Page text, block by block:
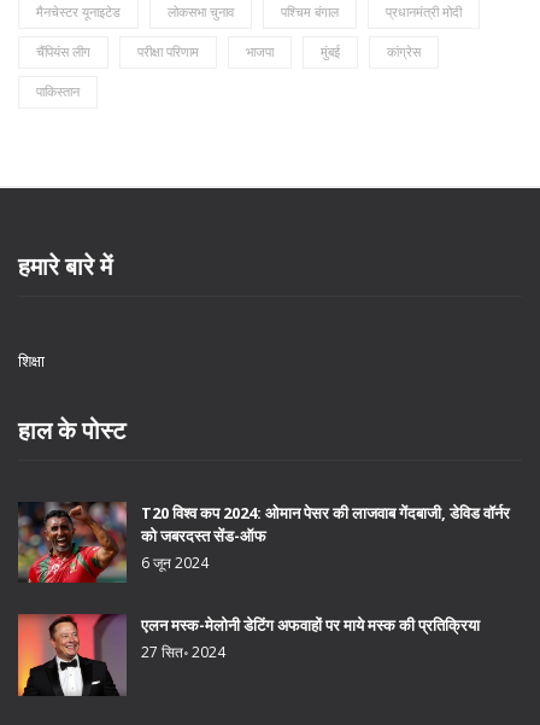
मैनचेस्टर यूनाइटेड लोकसभा चुनाव पश्चिम बंगाल प्रधानमंत्री मोदी
चैंपियंस लीग परीक्षा परिणाम भाजपा मुंबई कांग्रेस
पाकिस्तान
हमारे बारे में
शिक्षा
हाल के पोस्ट
T20 विश्व कप 2024: ओमान पेसर की लाजवाब गेंदबाजी, डेविड वॉर्नर
को जबरदस्त सेंड-ऑफ
6 जून 2024
एलन मस्क-मेलोनी डेटिंग अफवाहों पर माये मस्क की प्रतिक्रिया
27 सित॰ 2024